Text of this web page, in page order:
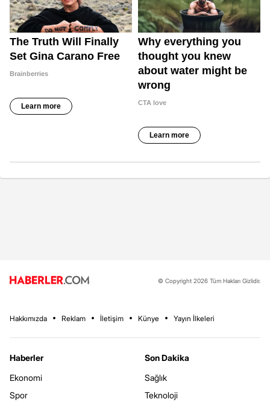
© Copyright 2026 Tüm Hakları Gizlidir.
Hakkımızda Reklam İletişim Künye Yayın İlkeleri
Haberler
Ekonomi
Spor
Son Dakika
Sağlık
Teknoloji